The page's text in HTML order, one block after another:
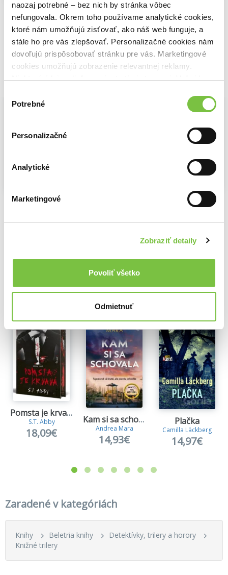
naozaj potrebné – bez nich by stránka vôbec
nefungovala. Okrem toho používame analytické cookies,
ktoré nám umožňujú zisťovať, ako náš web funguje, a
stále ho pre vás zlepšovať. Personalizačné cookies nám
dovoľujú prispôsobovať stránku pre vás. Marketingové
cookies umožňujú zobrazenie relevantnej reklamy.
Niektoré údaje zdieľame aj s tretími stranami. Veľmi by
cookies.
súhlasu
Potrebné
Personalizačné
Analytické
Marketingové
Zobraziť detaily
Povoliť všetko
Odmietnuť
Vnútorná záležitosť
Daniel Silva
15,80€
Smrť v Cornwalle
Daniel Silva
14,10€
Nové dievča
Daniel Silva
15,80€ 14,10€
Rád
Daniel Silva
13,20€
Pomsta je krvavá (Kniha prvá)
S.T. Abby
18,09€
Kam si sa schovala
Andrea Mara
14,93€
Plačka
Camilla Läckberg
14,97€
Zaradené v kategóriách
Knihy Beletria knihy
Detektívky, trilery a horory
Knižné trilery